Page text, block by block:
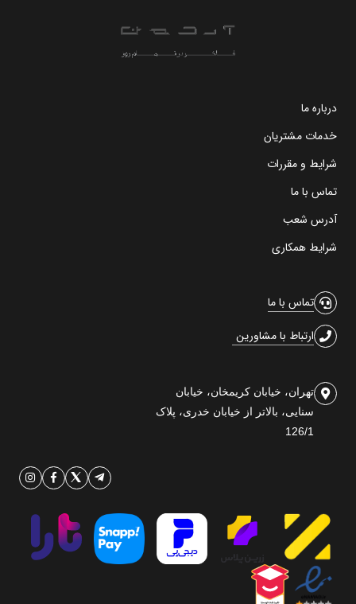
درباره ما
خدمات مشتریان
شرایط و مقررات
تماس با ما
آدرس شعب
شرایط همکاری
تماس با ما
ارتباط با مشاورین
تهران، خیابان کریمخان، خیابان
سنایی، بالاتر از خیابان خدری، پلاک
126/1